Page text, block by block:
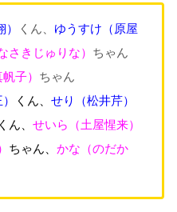
） くん、 ゆうすけ （原屋
さきじゅりな） ちゃん
子） ちゃん
） くん、 せり （松井芹）
くん、 せいら（土屋惺来）
ちゃん、 かな（のだか